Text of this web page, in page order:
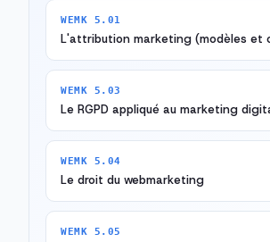
WEMK 5.01
L'attribution marketing (modèles et
WEMK 5.03
Le RGPD appliqué au marketing
WEMK 5.04
Le droit du webmarketing
WEMK 5.05